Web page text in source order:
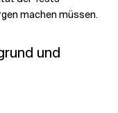
machen müssen.
und